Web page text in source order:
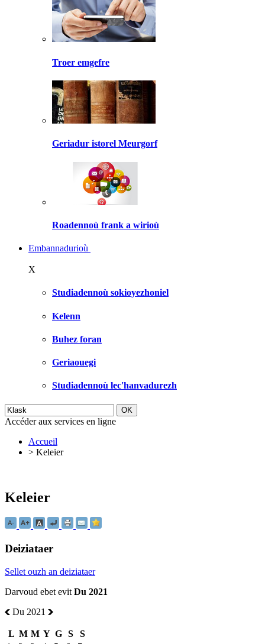
Troer emgefre
Geriadur istorel Meurgorf
Roadennoù frank a wirioù
Embannadurioù
X
Studiadennoù sokioyezhoniel
Kelenn
Buhez foran
Geriaouegi
Studiadennoù lec'hanvadurezh
Accéder aux services en ligne
Accueil
> Keleier
Keleier
Deiziataer
Sellet ouzh an deiziataer
Darvoud ebet evit Du 2021
Du 2021
L M M Y G S
S